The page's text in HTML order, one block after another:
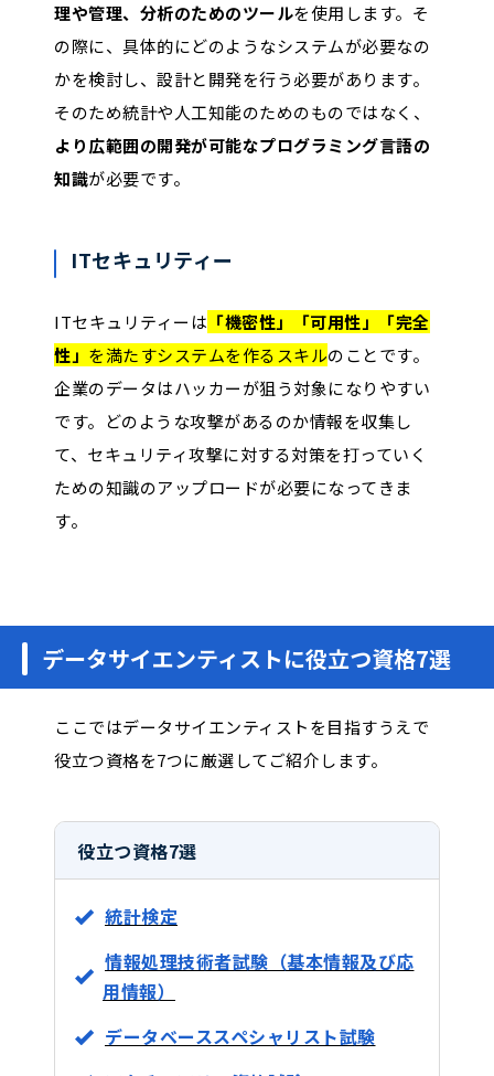
理や管理、分析のためのツールを使用します。そ
の際に、具体的にどのようなシステムが必要なの
かを検討し、設計と開発を行う必要があります。
そのため統計や人工知能のためのものではなく、
より広範囲の開発が可能なプログラミング言語の
知識が必要です。
ITセキュリティー
ITセキュリティーは 「機密性」「可用性」「完全
性」 を満たすシステムを作るスキルのことです。
企業のデータはハッカーが狙う対象になりやすい
です。どのような攻撃があるのか情報を収集し
て、セキュリティ攻撃に対する対策を打っていく
ための知識のアップロードが必要になってきま
す。
データサイエンティストに役立つ資格7選
ここではデータサイエンティストを目指すうえで
役立つ資格を7つに厳選してご紹介します。
役立つ資格7選
統計検定
情報処理技術者試験（基本情報及び応
用情報）
データベーススペシャリスト試験